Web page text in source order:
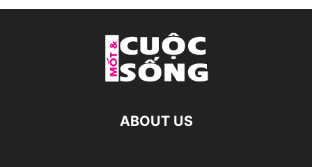
ABOUT US